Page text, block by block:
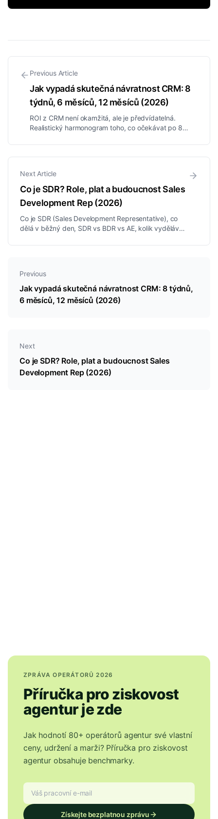
Previous Article
Jak vypadá skutečná návratnost CRM: 8
týdnů, 6 měsíců, 12 měsíců (2026)
ROI z CRM není okamžitá, ale je předvídatelná.
Realistický harmonogram toho, co očekávat po 8
skutečných oborových benchmarcích, plus jak změřit
tu vlastní.
Next Article
Co je SDR? Role, plat a budoucnost Sales
Development Rep (2026)
Co je SDR (Sales Development Representative), co
dělá v běžný den, SDR vs BDR vs AE, kolik vydělává,
Previous
Jak vypadá skutečná návratnost CRM: 8 týdnů,
6 měsíců, 12 měsíců (2026)
Next
Co je SDR? Role, plat a budoucnost Sales
Development Rep (2026)
ZPRÁVA OPERÁTORŮ 2026
Příručka pro ziskovost
agentur je zde
Jak hodnotí 80+ operátorů agentur své vlastní
ceny, udržení a marži? Příručka pro ziskovost
agentur obsahuje benchmarky.
Získejte bezplatnou zprávu